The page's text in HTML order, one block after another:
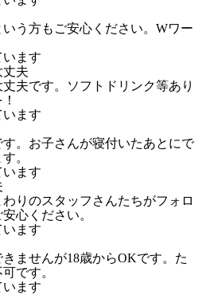
う方もご安心ください。Wワー
います
丈夫
夫です。ソフトドリンク等あり
います
。お子さんが寝付いたあとにで
。
います
りのスタッフさんたちがフォロ
心ください。
います
ませんが18歳からOKです。た
です。
います